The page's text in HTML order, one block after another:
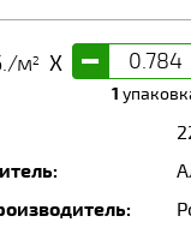
м2 X -
1